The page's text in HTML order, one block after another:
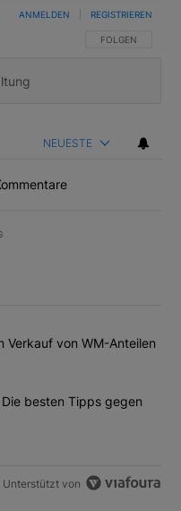
FOLGE DIESER
FOLGEN
ANMELDEN REGISTRIEREN
NEUESTE
meisten kommentierten
verwirft Pläne für den
Verkauf von WM-Anteilen
in der Schweiz: Die
besten Tipps gegen
Unterstützt von